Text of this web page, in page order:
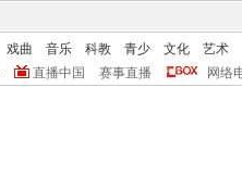
戏曲 音乐 科教 青少 文化
艺术
直播中国 赛事直播 网络